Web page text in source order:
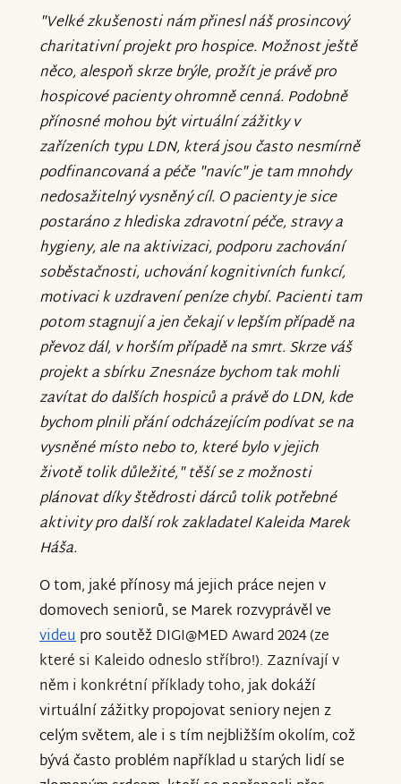
"Velké zkušenosti nám přinesl náš prosincový
charitativní projekt pro hospice. Možnost ještě
něco, alespoň skrze brýle, prožít je právě pro
hospicové pacienty ohromně cenná. Podobně
přínosné mohou být virtuální zážitky v
zařízeních typu LDN, která jsou často nesmírně
podfinancovaná a péče "navíc" je tam mnohdy
nedosažitelný vysněný cíl. O pacienty je sice
postaráno z hlediska zdravotní péče, stravy a
hygieny, ale na aktivizaci, podporu zachování
soběstačnosti, uchování kognitivních funkcí,
motivaci k uzdravení peníze chybí. Pacienti tam
potom stagnují a jen čekají v lepším případě na
převoz dál, v horším případě na smrt. Skrze váš
projekt a sbírku Znesnáze bychom tak mohli
zavítat do dalších hospiců a právě do LDN, kde
bychom plnili přání odcházejícím podívat se na
vysněné místo nebo to, které bylo v jejich
životě tolik důležité," těší se z možnosti
plánovat díky štědrosti dárců tolik potřebné
aktivity pro další rok zakladatel Kaleida Marek
Háša.
O tom, jaké přínosy má jejich práce nejen v
domovech seniorů, se Marek rozvyprávěl ve
videupro soutěžDIGI@MED Award 2024 (ze
které si Kaleido odneslo stříbro!). Zaznívají v
něm i konkrétní příklady toho, jak dokáží
virtuální zážitky propojovat seniory nejen z
celým světem, ale i s tím nejbližším okolím, což
bývá často problém například u starých lidí se